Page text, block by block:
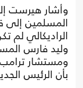
وأشار هيرست
المسلمين إلى
الراديكالي لم
وليد فارس
ومستشار
بأن الرئيس